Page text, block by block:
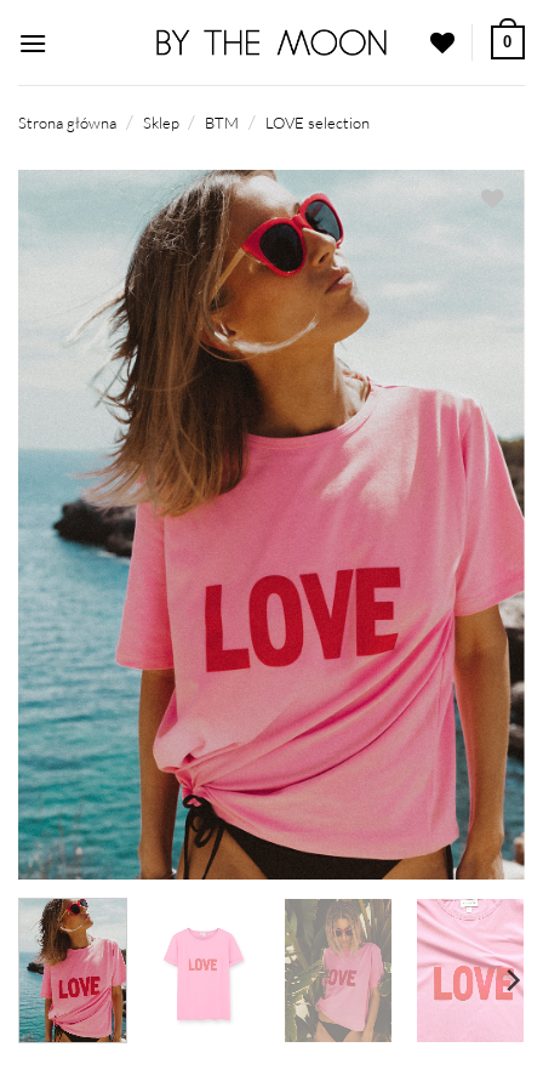
0
Strona główna / Sklep / BTM / LOVE selection
Dodaj do